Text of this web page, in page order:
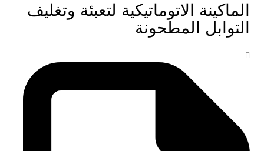
الماكينة الاتوماتيكية لتعبئة وتغليف
التوابل المطحونة